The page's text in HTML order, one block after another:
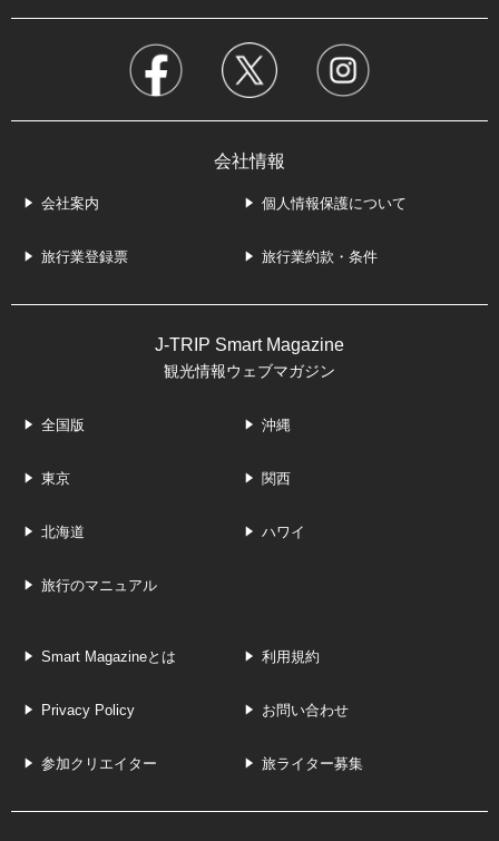
会社情報
会社案内 個人情報保護について
旅行業登録票 旅行業約款・条件
J-TRIP Smart Magazine
観光情報ウェブマガジン
全国版 沖縄
東京 関西
北海道 ハワイ
旅行のマニュアル
Smart Magazineとは 利用規約
Privacy Policy お問い合わせ
参加クリエイター 旅ライター募集